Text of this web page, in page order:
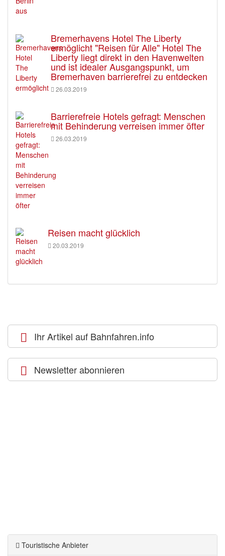
Bremerhavens Hotel The Liberty
ermöglicht "Reisen für Alle" Hotel The
Liberty liegt direkt in den Havenwelten
und ist idealer Ausgangspunkt, um
Bremerhaven barrierefrei zu entdecken
26.03.2019
Barrierefreie Hotels gefragt: Menschen
mit Behinderung verreisen immer öfter
26.03.2019
Reisen macht glücklich
20.03.2019
Ihr Artikel auf Bahnfahren.info
Newsletter abonnieren
Touristische Anbieter